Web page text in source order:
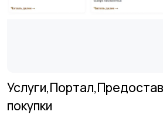
OpenCart
покупки